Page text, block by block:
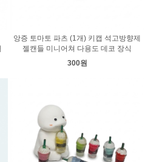
앙증 토마토 파츠 (1개) 키캡 석고방향제
젤캔들 미니어쳐 다용도 데코 장식
300원